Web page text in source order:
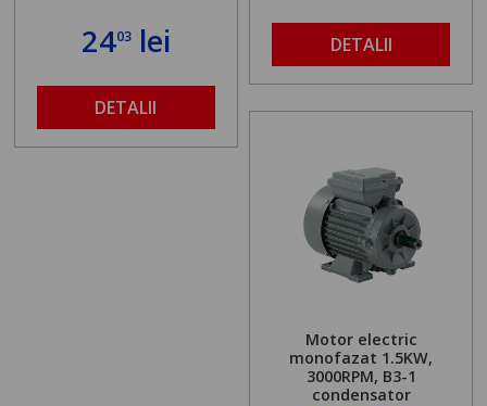
2403lei
DETALII
DETALII
Motor electric
monofazat 1.5KW,
3000RPM, B3-1
condensator